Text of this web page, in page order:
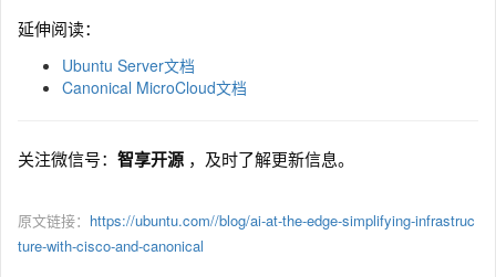
延伸阅读：
Ubuntu Server文档
Canonical MicroCloud文档
关注微信号： 智享开源 ，及时了解更新信息。
原文链接： https://ubuntu.com//blog/ai-at-the-edge-simplifying-infrastruc
ture-with-cisco-and-canonical